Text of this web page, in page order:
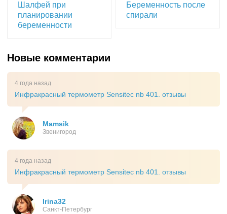
Шалфей при
планировании
беременности
Беременность после
спирали
Новые комментарии
4 года назад
Инфракрасный термометр Sensitec nb 401. отзывы
Mamsik
Звенигород
4 года назад
Инфракрасный термометр Sensitec nb 401. отзывы
Irina32
Санкт-Петербург